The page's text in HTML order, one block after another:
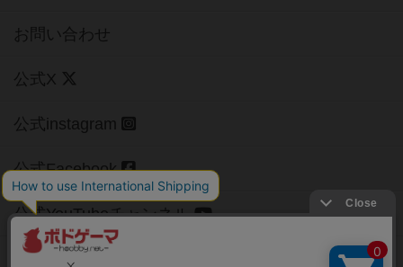
お問い合わせ
公式X
公式instagram
公式Facebook
公式YouTubeチャンネル